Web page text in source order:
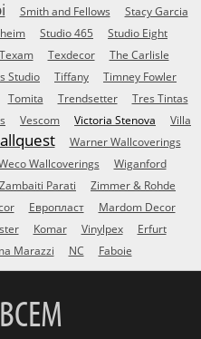
Smith and Fellows
Stacy Garcia
Studio 465
Studio Eight
Texam Texdecor
The Carlisle
Studio Tiffany
Timney Fowler
Tomita Trendsetter
Tres Tintas
Vescom Victoria Stenova
Villa
Warner Wallcoverings
Wallcoverings
Wiganford
Zambaiti Parati Zimmer & Rohde
Европласт
Mardom Decor
Komar Vinylpex
Erfurt
Marazzi NC Faboie
ВСЕМ